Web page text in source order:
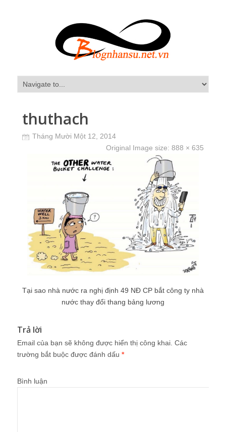
thuthach
Tháng Mười Một 12, 2014
Original Image size: 888 × 635
Tại sao nhà nước ra nghị định 49 NĐ CP bắt công ty nhà
nước thay đổi thang bảng lương
Trả lời
Email của bạn sẽ không được hiển thị công khai. Các
trường bắt buộc được đánh dấu *
Bình luận